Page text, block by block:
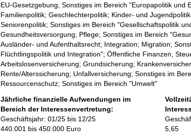
EU-Gesetzgebung; Sonstiges im Bereich "Europapolitik und
Familienpolitik; Geschlechterpolitik; Kinder- und
Seniorenpolitik; Sonstiges im Bereich "Gesellschaftspolitik
Gesundheitsversorgung; Pflege; Sonstiges im Bereich
Ausländer- und Aufenthaltsrecht; Integration; Migration;
Flüchtlingspolitik und Integration"; Öffentliche Finanzen,
Arbeitslosenversicherung; Grundsicherung;
Rente/Alterssicherung; Unfallversicherung; Sonstiges im
Ressourcenschutz; Sonstiges im Bereich "Umwelt"
Jährliche finanzielle Aufwendungen im
Bereich der Interessenvertretung:
Geschäftsjahr: 01/25 bis 12/25
440.001 bis 450.000 Euro
5,65